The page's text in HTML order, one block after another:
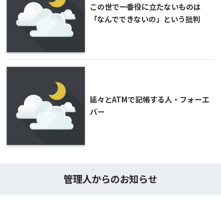
この世で一番役に立たないものは
「なんでできないの」という批判
延々とATMで記帳する人・フォーエ
バー
管理人からのお知らせ